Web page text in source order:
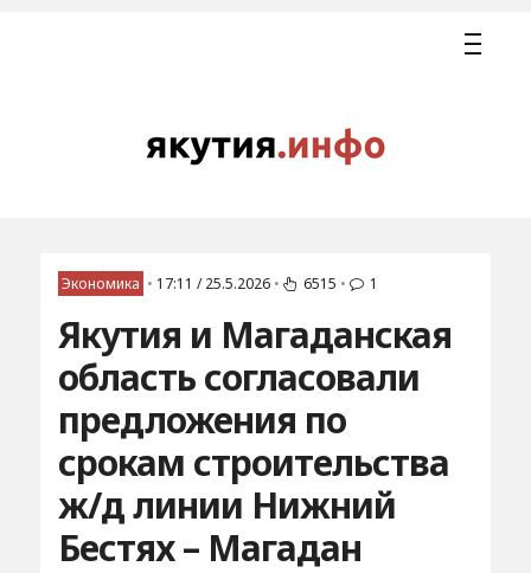
Экономика • 17:11 / 25.5.2026 • 6515 • 1
Якутия и Магаданская
область согласовали
предложения по
срокам строительства
ж/д линии Нижний
Бестях – Магадан